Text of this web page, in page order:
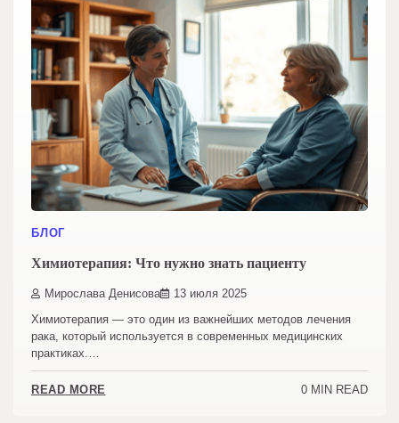
БЛОГ
Химиотерапия: Что нужно знать пациенту
Мирослава Денисова 13 июля 2025
Химиотерапия — это один из важнейших методов лечения
рака, который используется в современных медицинских
практиках.…
READ MORE 0 MIN READ